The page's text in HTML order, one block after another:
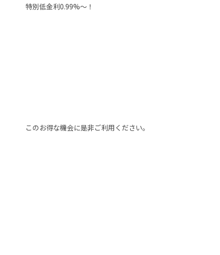
特別低金利0.99%～！
このお得な機会に是非ご利用ください。